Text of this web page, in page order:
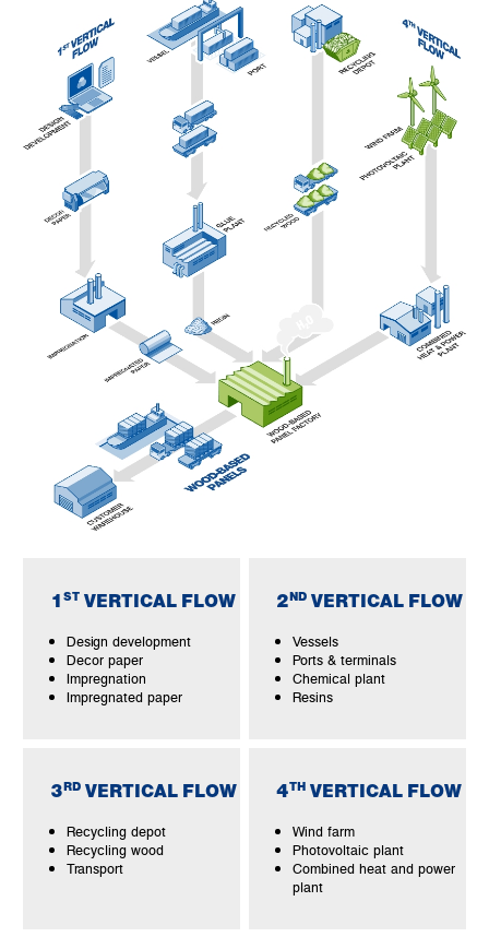
1 ST VERTICAL FLOW
Design development
Decor paper
Impregnation
Impregnated paper
2 ND VERTICAL FLOW
Vessels
Ports & terminals
Chemical plant
Resins
3 RD VERTICAL FLOW
Recycling depot
Recycling wood
Transport
4TH VERTICAL FLOW
Wind farm
Photovoltaic plant
Combined heat and power
plant